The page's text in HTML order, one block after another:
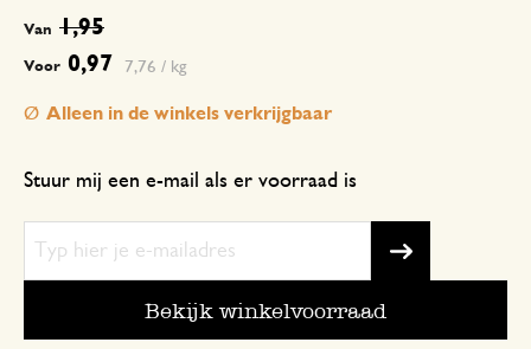
Voor 0,97
Van 1,95
7,76 / kg
Stuur mij een e-mail als er voorraad is
Bekijk winkelvoorraad
Alleen in de winkels verkrijgbaar
27 mei 2026